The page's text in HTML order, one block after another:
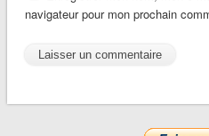
navigateur pour mon prochain